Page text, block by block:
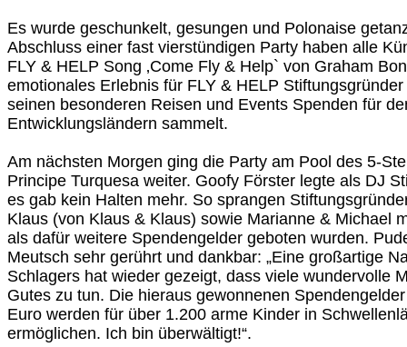
Es wurde geschunkelt, gesungen und Polonaise
Abschluss einer fast vierstündigen Party haben alle
FLY & HELP Song ‚Come Fly & Help` von Graham
emotionales Erlebnis für FLY & HELP
seinen besonderen Reisen und Events Spenden für
Entwicklungsländern sammelt.
Am nächsten Morgen ging die Party am Pool des 5-
Principe Turquesa weiter. Goofy Förster legte als DJ
es gab kein Halten mehr. So sprangen
Klaus (von Klaus & Klaus) sowie Marianne & Michael
als dafür weitere Spendengelder geboten wurden.
Meutsch sehr gerührt und dankbar: „Eine großartige
Schlagers hat wieder gezeigt, dass viele wundervolle
Gutes zu tun. Die hieraus gewonnenen
Euro werden für über 1.200 arme Kinder in
ermöglichen. Ich bin überwältigt!“.